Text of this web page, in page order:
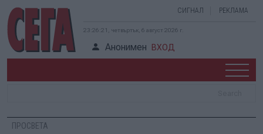
СИГНАЛ РЕКЛАМА
23:26:21, четвъртък, 6 август 2026 г.
Анонимен ВХОД
ПРОСВЕТА